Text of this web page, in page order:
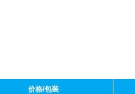
价格/包装